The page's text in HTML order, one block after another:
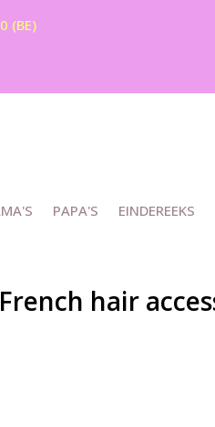
PAPA'S EINDEREEKS
(BE)
hair